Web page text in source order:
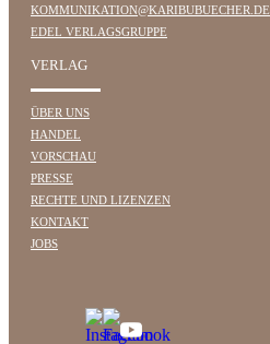
KOMMUNIKATION@KARIBUBUECHER.DE
EDEL VERLAGSGRUPPE
VERLAG
ÜBER UNS
HANDEL
VORSCHAU
PRESSE
RECHTE UND LIZENZEN
KONTAKT
JOBS